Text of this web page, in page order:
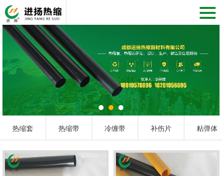
热缩套 热缩带 冷缠带 补伤片 粘弹体